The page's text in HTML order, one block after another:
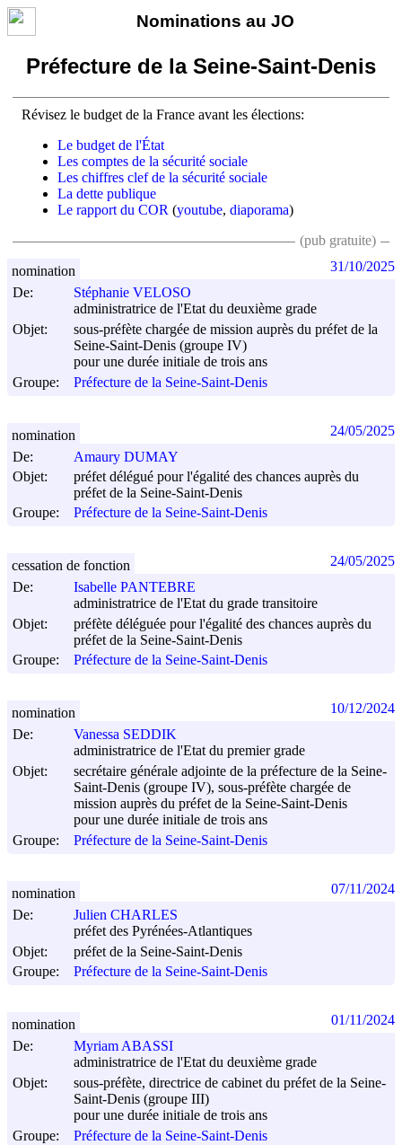
Nominations au JO
Préfecture de la Seine-Saint-Denis
Révisez le budget de la France avant les élections:
Le budget de l'État
Les comptes de la sécurité sociale
Les chiffres clef de la sécurité sociale
La dette publique
Le rapport du COR (youtube, diaporama)
(pub gratuite)
De:
Stéphanie VELOSO
administratrice de l'Etat du deuxième grade
Objet:
sous-préfète chargée de mission auprès du préfet de la
Seine-Saint-Denis (groupe IV)
pour une durée initiale de trois ans
Groupe:
Préfecture de la Seine-Saint-Denis
nomination 31/10/2025
De:
Amaury DUMAY
Objet:
préfet délégué pour l'égalité des chances auprès du
préfet de la Seine-Saint-Denis
Groupe:
Préfecture de la Seine-Saint-Denis
nomination 24/05/2025
De:
Isabelle PANTEBRE
administratrice de l'Etat du grade transitoire
Objet:
préfète déléguée pour l'égalité des chances auprès du
préfet de la Seine-Saint-Denis
Groupe:
Préfecture de la Seine-Saint-Denis
cessation de fonction 24/05/2025
De:
Vanessa SEDDIK
administratrice de l'Etat du premier grade
Objet:
secrétaire générale adjointe de la préfecture de la Seine-
Saint-Denis (groupe IV), sous-préfète chargée de
mission auprès du préfet de la Seine-Saint-Denis
pour une durée initiale de trois ans
Groupe:
Préfecture de la Seine-Saint-Denis
nomination 10/12/2024
De:
Julien CHARLES
préfet des Pyrénées-Atlantiques
Objet:
préfet de la Seine-Saint-Denis
Groupe:
Préfecture de la Seine-Saint-Denis
nomination 07/11/2024
De:
Myriam ABASSI
administratrice de l'Etat du deuxième grade
Objet:
sous-préfète, directrice de cabinet du préfet de la Seine-
Saint-Denis (groupe III)
pour une durée initiale de trois ans
Groupe:
Préfecture de la Seine-Saint-Denis
nomination 01/11/2024